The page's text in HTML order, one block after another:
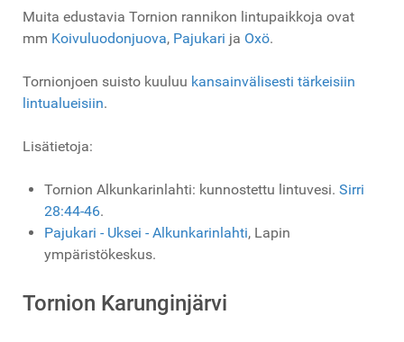
Muita edustavia Tornion rannikon lintupaikkoja ovat
mm Koivuluodonjuova, Pajukari ja Oxö.
Tornionjoen suisto kuuluu kansainvälisesti tärkeisiin
lintualueisiin.
Lisätietoja:
Tornion Alkunkarinlahti: kunnostettu lintuvesi. Sirri
28:44-46.
Pajukari - Uksei - Alkunkarinlahti, Lapin
ympäristökeskus.
Tornion Karunginjärvi